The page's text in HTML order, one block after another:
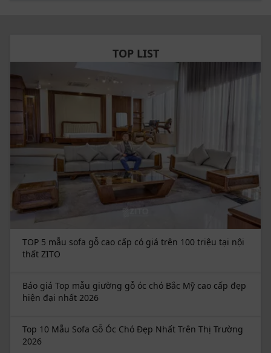
TOP LIST
TOP 5 mẫu sofa gỗ cao cấp có giá trên 100 triệu tại nội
thất ZITO
Báo giá Top mẫu giường gỗ óc chó Bắc Mỹ cao cấp đẹp
hiện đại nhất 2026
Top 10 Mẫu Sofa Gỗ Óc Chó Đẹp Nhất Trên Thị Trường
2026